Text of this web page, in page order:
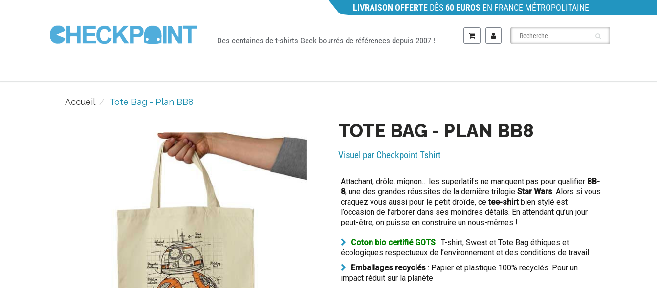
LIVRAISON OFFERTE DÈS60 EUROS EN FRANCE MÉTROPOLITAINE
Des centaines de t-shirts Geek bourrés de références depuis 2007 !
Accueil Tote Bag - Plan BB8
TOTE BAG - PLAN BB8
Visuel par Checkpoint Tshirt
Attachant, drôle, mignon… les superlatifs ne manquent pas pour qualifier BB-
8, une des grandes réussites de la dernière trilogie Star Wars. Alors si vous
craquez vous aussi pour le petit droïde, cetee-shirtbien stylé est
l’occasion de l’arborer dans ses moindres détails. En attendant qu’un jour
peut-être, on puisse en construire un nous-mêmes !
Coton bio certifié GOTS : T-shirt, Sweat et Tote Bag éthiques et
écologiques respectueux de l’environnement et des conditions de travail
Emballages recyclés : Papier et plastique 100% recyclés. Pour un
impact réduit sur la planète